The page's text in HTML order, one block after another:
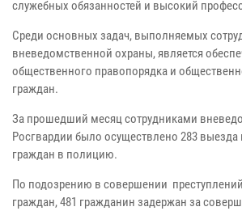
служебных обязанностей и высокий
Среди основных задач, выполняемых
вневедомственной охраны, является
общественного правопорядка и
граждан.
За прошедший месяц сотрудниками
Росгвардии было осуществлено 283
граждан в полицию.
По подозрению в совершении
граждан, 481 гражданин задержан за